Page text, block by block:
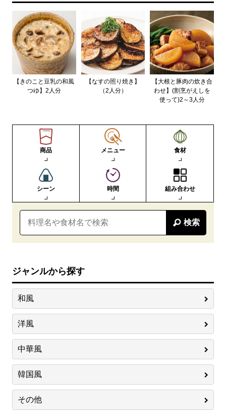
【きのこと豆乳の和風
つゆ】2人分
【なすの照り焼き】
（2人分）
【大根と豚肉の炊き合
わせ】(割烹がえしを
使って)2～3人分
商品 メニュー 食材
シーン 時間 組み合わせ
検索
ジャンルから探す
和風
洋風
中華風
韓国風
その他